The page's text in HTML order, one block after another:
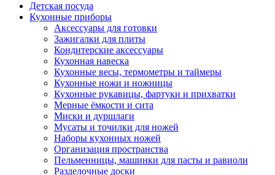
Детская посуда
Кухонные приборы
Аксессуары для готовки
Зажигалки для плиты
Кондитерские аксессуары
Кухонная навеска
Кухонные весы, термометры и таймеры
Кухонные ножи и ножницы
Кухонные рукавицы, фартуки и прихватки
Мерные ёмкости и сита
Миски и дуршлаги
Мусаты и точилки для ножей
Наборы кухонных ножей
Организация пространства
Пельменницы, машинки для пасты и равиоли
Разделочные доски